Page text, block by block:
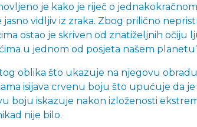
je kako je riječ o
vidljiv iz zraka. Zbog prilično
ostao je skriven od znatiželjnih očiju
u jednom od posjeta našem
oblika što ukazuje na njegovu
isijava crvenu boju što upućuje da
boju iskazuje nakon izloženosti
nije bilo.